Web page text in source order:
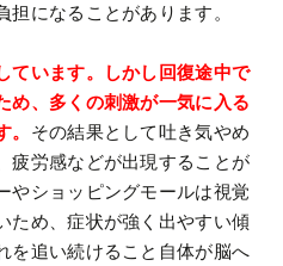
になることがあります。
ています。しかし回復途中で
め、多くの刺激が一気に入る
その結果として吐き気やめ
疲労感などが出現することが
やショッピングモールは視覚
ため、症状が強く出やすい傾
を追い続けること自体が脳へ